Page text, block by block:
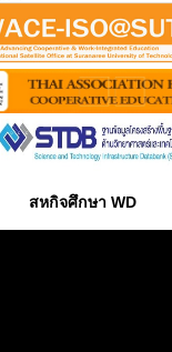
สหกิจศึกษา WD